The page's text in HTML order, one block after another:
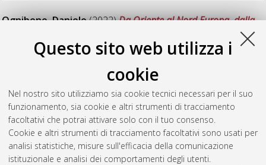
Questo sito web utilizza i
cookie
Nel nostro sito utilizziamo sia cookie tecnici necessari per il suo
funzionamento, sia cookie e altri strumenti di tracciamento
facoltativi che potrai attivare solo con il tuo consenso.
Cookie e altri strumenti di tracciamento facoltativi sono usati per
analisi statistiche, misure sull'efficacia della comunicazione
istituzionale e analisi dei comportamenti degli utenti.
Ognibene, Daniele(2022)Da Oriente al Nord Europa, dalla
piazza alla tavola. Lo studio dei registri dei dazi come fonte per
la storia dell'alimentazione. Il caso delle "vacchette" della città
di Bologna (XIV-XV secolo) , [Dissertation thesis], Alma Mater
Studiorum Università di Bologna. Dottorato di ricerca in
Scienze storiche e archeologiche. Memoria, civilta' e
patrimonio, 34 Ciclo. DOI
10.48676/unibo/amsdottorato/10099.
Questa lista e' stata generata ilMon Aug 10 20:47:52 2026